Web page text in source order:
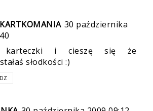
30 października
karteczki i cieszę się że
słodkości :)